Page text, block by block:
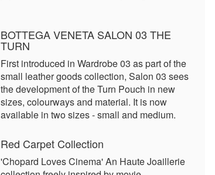
BOTTEGA VENETA SALON 03 THE
TURN
First introduced in Wardrobe 03 as part of the
small leather goods collection, Salon 03 sees
the development of the Turn Pouch in new
sizes, colourways and material. It is now
available in two sizes - small and medium.
Red Carpet Collection
'Chopard Loves Cinema' An Haute Joaillerie